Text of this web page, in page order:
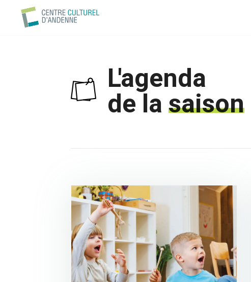
L'agenda
de lasaison